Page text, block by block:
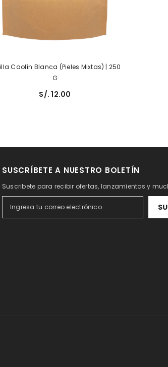
Caolín Blanca (pieles Mixtas) | 250
G
S/. 12.00
SUSCRÍBETE A NUESTRO BOLETÍN
Suscribete para recibir ofertas, lanzamientos y